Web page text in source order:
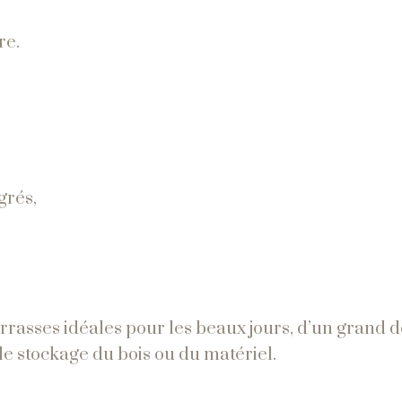
idéales pour les beaux jours, d’un grand
stockage du bois ou du matériel.